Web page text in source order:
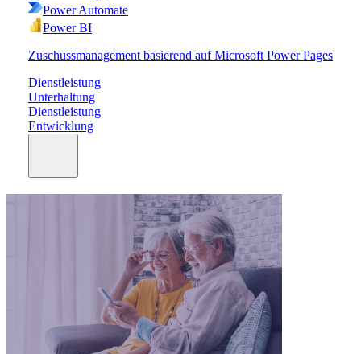
Power Automate
Power BI
Zuschussmanagement basierend auf Microsoft Power Pages
Dienstleistung
Unterhaltung
Dienstleistung
Entwicklung